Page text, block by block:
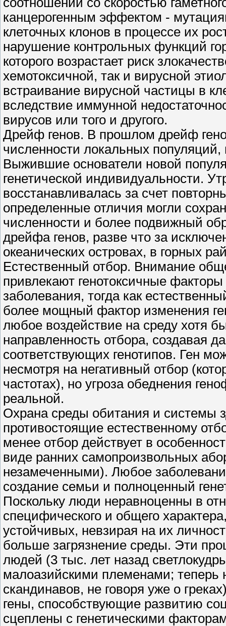
канцерогенным эффектом -
клеточных клонов в процессе их
нарушение контрольных функций
которого возрастает риск
хемотоксичной, так и вирусной
встраивание вирусной частицы в
вследствие иммунной
вирусов или того и другого.
Дрейф генов. В прошлом дрейф
численности локальных
Выжившие основатели новой
генетической индивидуальности.
восстанавливалась за счет
определенные отличия могли
численности и более подвижный
дрейфа генов, разве что за
океанических островах, в горных
Естественный отбор. Внимание
привлекают генотоксичные
заболевания, тогда как
более мощный фактор изменения
любое воздействие на среду хотя
направленность отбора, создавая
соответствующих генотипов. Ген
несмотря на негативный отбор
частотах), но угроза обеднения
реальной.
Охрана среды обитания и системы
противостоящие естественному
менее отбор действует в
виде ранних самопроизвольных
незамеченными). Любое
создание семьи и полноценный
Поскольку люди неравноценны в
специфического и общего
устойчивых, невзирая на их
больше загрязнение среды. Эти
людей (3 тыс. лет назад
малоазийскими племенами;
скандинавов, не говоря уже о
гены, способствующие развитию
сцеплены с генетическими